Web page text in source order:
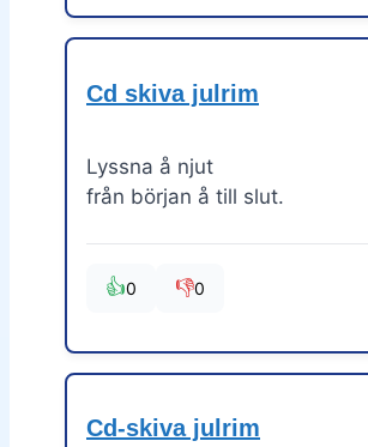
Cd skiva julrim
Lyssna å njut
från början å till slut.
👍0 👎0
Cd-skiva julrim